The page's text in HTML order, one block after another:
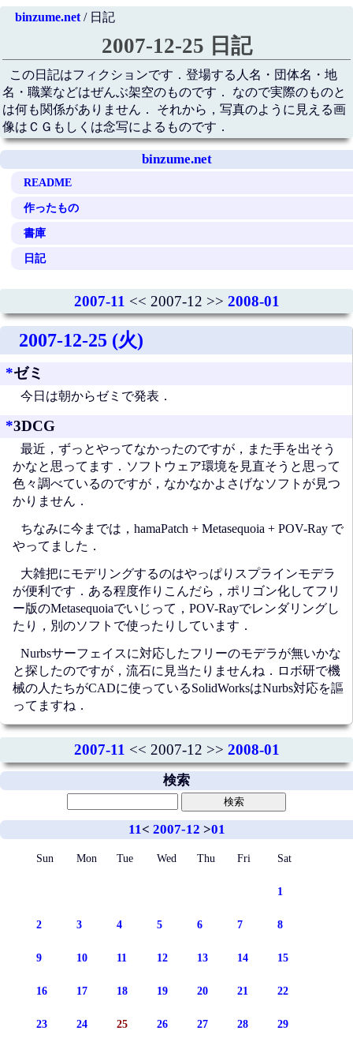
binzume.net/ 日記
2007-12-25 日記
この日記はフィクションです．登場する人名・団体名・地
名・職業などはぜんぶ架空のものです． なので実際のものと
は何も関係がありません． それから，写真のように見える画
像はＣＧもしくは念写によるものです．
binzume.net
README
作ったもの
書庫
日記
2007-11 << 2007-12 >> 2008-01
2007-12-25 (火)
*ゼミ
今日は朝からゼミで発表．
*3DCG
最近，ずっとやってなかったのですが，また手を出そう
かなと思ってます．ソフトウェア環境を見直そうと思って
色々調べているのですが，なかなかよさげなソフトが見つ
かりません．
ちなみに今までは，hamaPatch + Metasequoia + POV-Ray で
やってました．
大雑把にモデリングするのはやっぱりスプラインモデラ
が便利です．ある程度作りこんだら，ポリゴン化してフリ
ー版のMetasequoiaでいじって，POV-Rayでレンダリングし
たり，別のソフトで使ったりしています．
Nurbsサーフェイスに対応したフリーのモデラが無いかな
と探したのですが，流石に見当たりませんね．ロボ研で機
械の人たちがCADに使っているSolidWorksはNurbs対応を謳
ってますね．
2007-11 << 2007-12 >> 2008-01
検索
11< 2007-12 >01
Sun Mon Tue Wed Thu Fri Sat
1
2 3 4 5 6 7 8
9 10 11 12 13 14 15
16 17 18 19 20 21 22
23 24 25 26 27 28 29